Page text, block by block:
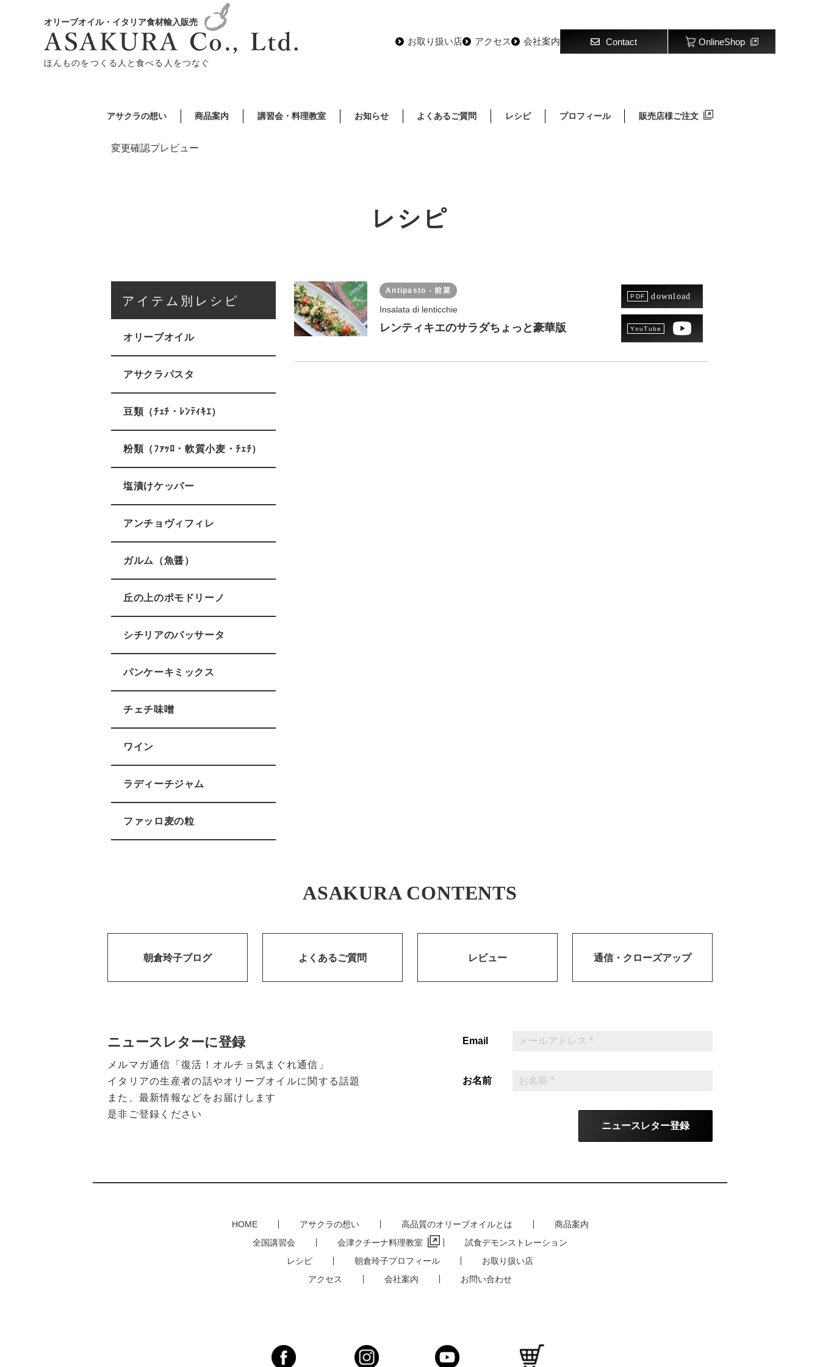
オリーブオイル・イタリア食材輸入販売
お取り扱い店 アクセス 会社案内 Contact OnlineShop
ほんものをつくる人と食べる人をつなぐ
アサクラの想い 商品案内 講習会・料理教室 お知らせ よくあるご質問 レシピ プロフィール 販売店様ご注文
変更確認プレビュー
レシピ
Antipasto - 前菜
Insalata di lenticchie
レンティキエのサラダちょっと豪華版
download
アイテム別レシピ
オリーブオイル
アサクラパスタ
豆類（ﾁｪﾁ・ﾚﾝﾃｨｷｴ）
粉類（ﾌｧｯﾛ・軟質小麦・ﾁｪﾁ）
塩漬けケッパー
アンチョヴィフィレ
ガルム（魚醤）
丘の上のポモドリーノ
シチリアのパッサータ
パンケーキミックス
チェチ味噌
ワイン
ラディーチジャム
ファッロ麦の粒
ASAKURA CONTENTS
朝倉玲子ブログ よくあるご質問 レビュー 通信・ クローズアップ
ニュースレターに登録
メルマガ通信「復活！オルチョ気まぐれ通信」
イタリアの生産者の話やオリーブオイルに関する話題
また、最新情報などをお届けします
是非ご登録ください
Email
お名前
ニュースレター登録
HOME アサクラの想い 高品質のオリーブオイルとは
商品案内
全国講習会
会津クチーナ料理教室
試食デモンストレーション
レシピ
朝倉玲子プロフィール
お取り扱い店
アクセス
会社案内 お問い合わせ